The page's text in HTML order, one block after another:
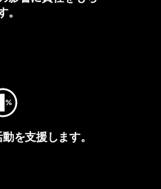
。
を支援します。